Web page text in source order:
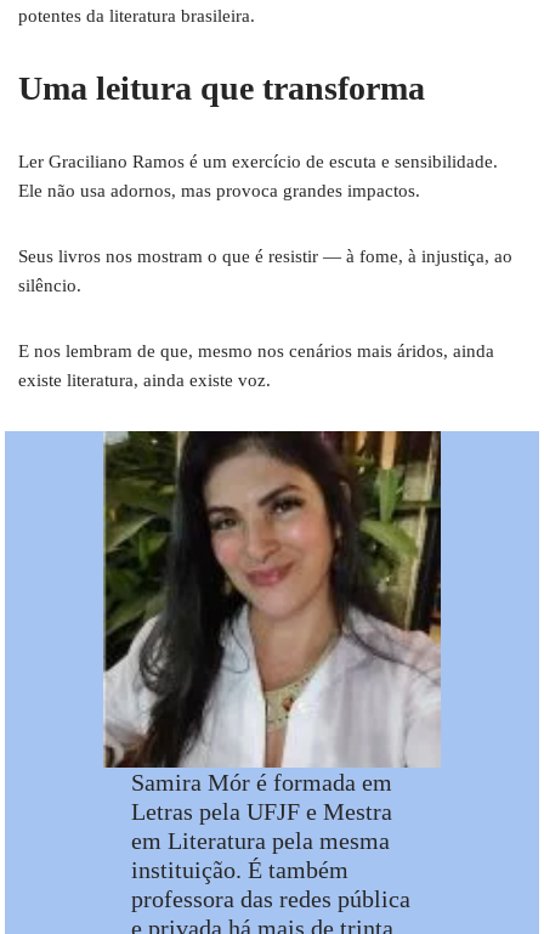
potentes da literatura brasileira.
Uma leitura que transforma
Ler Graciliano Ramos é um exercício de escuta e sensibilidade.
Ele não usa adornos, mas provoca grandes impactos.
Seus livros nos mostram o que é resistir — à fome, à injustiça, ao
silêncio.
E nos lembram de que, mesmo nos cenários mais áridos, ainda
existe literatura, ainda existe voz.
Samira Mór é formada em
Letras pela UFJF e Mestra
em Literatura pela mesma
instituição. É também
professora das redes pública
e privada há mais de trinta